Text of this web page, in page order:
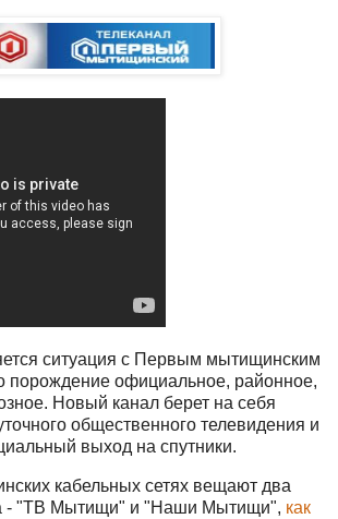
ситуация с Первым мытищинским
порождение официальное, районное,
Новый канал берет на себя
общественного телевидения и
выход на спутники.
кабельных сетях вещают два
- "ТВ Мытищи" и "Наши Мытищи", как